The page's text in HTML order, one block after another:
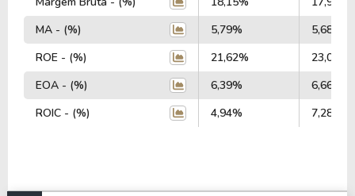
MA - (%)
5,79%
5,68%
ROE - (%)
21,62%
23,02%
EOA - (%)
6,39%
6,66%
ROIC - (%)
4,94% 7,28%